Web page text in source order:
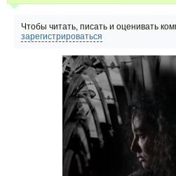
Чтобы читать, писать и оценивать
зарегистрироваться